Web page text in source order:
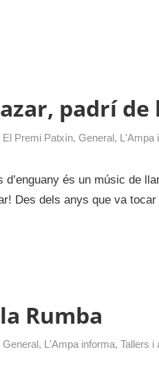
padrí de
El Premi Patxín, General, L'Ampa
d’enguany és un músic de
Des dels anys que va
Rumba
General, L'Ampa informa, Tallers i